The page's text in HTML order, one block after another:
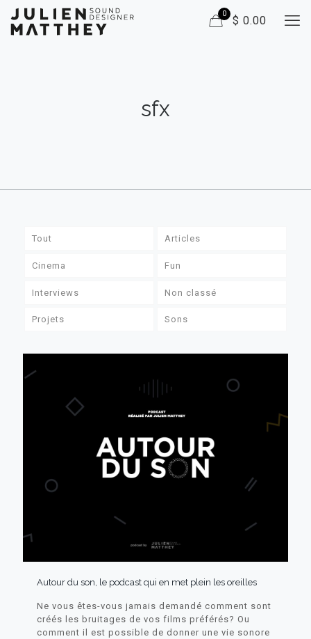
0
$ 0.00
sfx
Tout Articles
Cinema Fun
Interviews Non classé
Projets Sons
Autour du son, le podcast qui en met plein les oreilles
Ne vous êtes-vous jamais demandé comment sont
créés les bruitages de vos films préférés? Ou
comment il est possible de donner une vie sonore